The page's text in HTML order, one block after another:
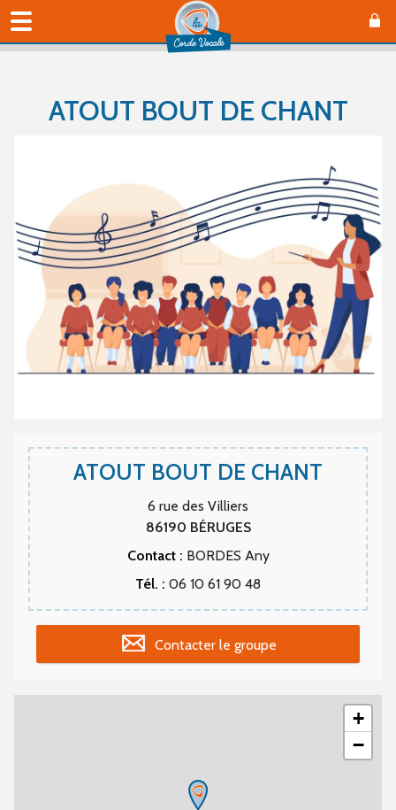
ATOUT BOUT DE CHANT
ATOUT BOUT DE CHANT
6 rue des Villiers
86190 BÉRUGES
Contact : BORDES Any
Tél. : 06 10 61 90 48
Contacter le groupe
+
−